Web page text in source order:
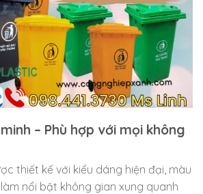
– Phù hợp với mọi không
thiết kế với kiểu dáng hiện đại, màu
nổi bật không gian xung quanh